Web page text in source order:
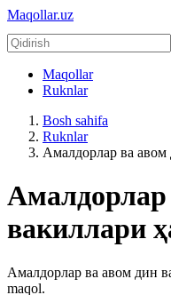
Maqollar.uz
Maqollar
Ruknlar
Bosh sahifa
Ruknlar
Амалдорлар ва авом
вакиллари
Амалдорлар ва авом дин
maqol.